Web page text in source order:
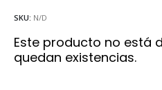
SKU: N/D
Este producto no está
quedan existencias.